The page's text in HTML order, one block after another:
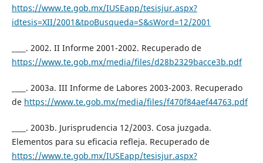
https://www.te.gob.mx/IUSEapp/tesisjur.aspx?
idtesis=XII/2001&tpoBusqueda=S&sWord=12/2001
____. 2002. II Informe 2001-2002. Recuperado de
https://www.te.gob.mx/media/files/d28b2329bacce3b.pdf
____. 2003a. III Informe de Labores 2003-2003. Recuperado
de https://www.te.gob.mx/media/files/f470f84aef44763.pdf
____. 2003b. Jurisprudencia 12/2003. Cosa juzgada.
Elementos para su eficacia refleja. Recuperado de
https://www.te.gob.mx/IUSEapp/tesisjur.aspx?